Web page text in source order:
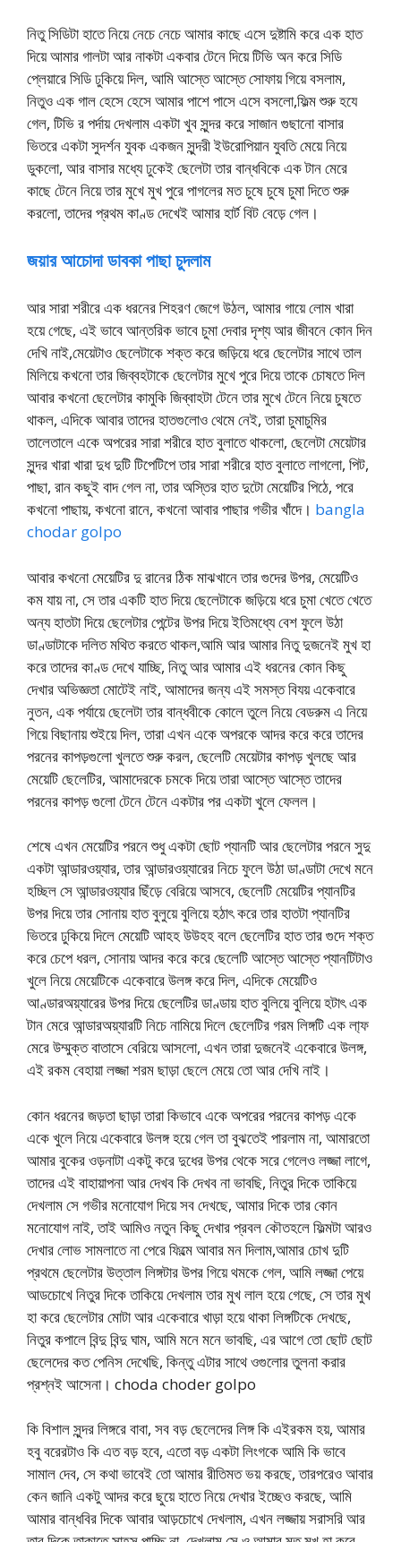
নিতু সিডিটা হাতে নিয়ে নেচে নেচে আমার কাছে এসে দুষ্টামি করে এক হাত
দিয়ে আমার গালটা আর নাকটা একবার টেনে দিয়ে টিভি অন করে সিডি
প্লেয়ারে সিডি ঢুকিয়ে দিল, আমি আস্তে আস্তে সোফায় গিয়ে বসলাম,
নিতুও এক গাল হেসে হেসে আমার পাশে পাসে এসে বসলো,ফিল্ম শুরু হযে
গেল, টিভি র পর্দায় দেখলাম একটা খুব সুন্দর করে সাজান গুছানো বাসার
ভিতরে একটা সুদর্শন যুবক একজন সুন্দরী ইউরোপিয়ান যুবতি মেয়ে নিয়ে
ডুকলো, আর বাসার মধ্যে ঢুকেই ছেলেটা তার বান্ধবিকে এক টান মেরে
কাছে টেনে নিয়ে তার মুখে মুখ পুরে পাগলের মত চুষে চুষে চুমা দিতে শুরু
করলো, তাদের প্রথম কাণ্ড দেখেই আমার হার্ট বিট বেড়ে গেল।
জয়ার আচোদা ডাবকা পাছা চুদলাম
আর সারা শরীরে এক ধরনের শিহরণ জেগে উঠল, আমার গায়ে লোম খারা
হয়ে গেছে, এই ভাবে আন্তরিক ভাবে চুমা দেবার দৃশ্য আর জীবনে কোন দিন
দেখি নাই,মেয়েটাও ছেলেটাকে শক্ত করে জড়িয়ে ধরে ছেলেটার সাথে তাল
মিলিয়ে কখনো তার জিব্বহটাকে ছেলেটার মুখে পুরে দিয়ে তাকে চোষতে দিল
আবার কখনো ছেলেটার কামুকি জিব্বাহটা টেনে তার মুখে টেনে নিয়ে চুষতে
থাকল, এদিকে আবার তাদের হাতগুলোও থেমে নেই, তারা চুমাচুমির
তালেতালে একে অপরের সারা শরীরে হাত বুলাতে থাকলো, ছেলেটা মেয়েটার
সুন্দর খারা খারা দুধ দুটি টিপেটিপে তার সারা শরীরে হাত বুলাতে লাগলো, পিট,
পাছা, রান কছুই বাদ গেল না, তার অস্তির হাত দুটো মেয়েটির পিঠে, পরে
কখনো পাছায়, কখনো রানে, কখনো আবার পাছার গভীর খাঁদে। bangla
chodar golpo
আবার কখনো মেয়েটির দু রানের ঠিক মাঝখানে তার গুদের উপর, মেয়েটিও
কম যায় না, সে তার একটি হাত দিয়ে ছেলেটাকে জড়িয়ে ধরে চুমা খেতে খেতে
অন্য হাতটা দিয়ে ছেলেটার পেন্টের উপর দিয়ে ইতিমধ্যে বেশ ফুলে উঠা
ডাণ্ডাটাকে দলিত মথিত করতে থাকল,আমি আর আমার নিতু দুজনেই মুখ হা
করে তাদের কাণ্ড দেখে যাচ্ছি, নিতু আর আমার এই ধরনের কোন কিছু
দেখার অভিজ্ঞতা মোটেই নাই, আমাদের জন্য এই সমস্ত বিযয় একেবারে
নুতন, এক পর্যায়ে ছেলেটা তার বান্ধবীকে কোলে তুলে নিয়ে বেডরুম এ নিয়ে
গিয়ে বিছানায় শুইয়ে দিল, তারা এখন একে অপরকে আদর করে করে তাদের
পরনের কাপড়গুলো খুলতে শুরু করল, ছেলেটি মেয়েটার কাপড় খুলছে আর
মেয়েটি ছেলেটির, আমাদেরকে চমকে দিয়ে তারা আস্তে আস্তে তাদের
পরনের কাপড় গুলো টেনে টেনে একটার পর একটা খুলে ফেলল।
শেষে এখন মেয়েটির পরনে শুধু একটা ছোট প্যানটি আর ছেলেটার পরনে সুদু
একটা আন্ডারওয়্যার, তার আন্ডারওয়্যারের নিচে ফুলে উঠা ডাণ্ডাটা দেখে মনে
হচ্ছিল সে আন্ডারওয়্যার ছিঁড়ে বেরিয়ে আসবে, ছেলেটি মেয়েটির প্যানটির
উপর দিয়ে তার সোনায় হাত বুলুয়ে বুলিয়ে হঠাৎ করে তার হাতটা প্যানটির
ভিতরে ঢুকিয়ে দিলে মেয়েটি আহহ উউহহ বলে ছেলেটির হাত তার গুদে শক্ত
করে চেপে ধরল, সোনায় আদর করে করে ছেলেটি আস্তে আস্তে প্যানটিটাও
খুলে নিয়ে মেয়েটিকে একেবারে উলঙ্গ করে দিল, এদিকে মেয়েটিও
আণ্ডারঅয়্যারের উপর দিয়ে ছেলেটির ডাণ্ডায় হাত বুলিয়ে বুলিয়ে হটাৎ এক
টান মেরে আন্ডারঅয়্যারটি নিচে নামিয়ে দিলে ছেলেটির গরম লিঙ্গটি এক লা্ফ
মেরে উম্মুক্ত বাতাসে বেরিয়ে আসলো, এখন তারা দুজনেই একেবারে উলঙ্গ,
এই রকম বেহায়া লজ্জা শরম ছাড়া ছেলে মেয়ে তো আর দেখি নাই।
কোন ধরনের জড়তা ছাড়া তারা কিভাবে একে অপরের পরনের কাপড় একে
একে খুলে নিয়ে একেবারে উলঙ্গ হয়ে গেল তা বুঝতেই পারলাম না, আমারতো
আমার বুকের ওড়নাটা একটু করে দুধের উপর থেকে সরে গেলেও লজ্জা লাগে,
তাদের এই বাহায়াপনা আর দেখব কি দেখব না ভাবছি, নিতুর দিকে তাকিয়ে
দেখলাম সে গভীর মনোযোগ দিয়ে সব দেখছে, আমার দিকে তার কোন
মনোযোগ নাই, তাই আমিও নতুন কিছু দেখার প্রবল কৌতহলে ফিল্মটা আরও
দেখার লোভ সামলাতে না পেরে ফিল্মে আবার মন দিলাম,আমার চোখ দুটি
প্রথমে ছেলেটার উত্তাল লিঙ্গটার উপর গিয়ে থমকে গেল, আমি লজ্জা পেয়ে
আডচোখে নিতুর দিকে তাকিয়ে দেখলাম তার মুখ লাল হয়ে গেছে, সে তার মুখ
হা করে ছেলেটার মোটা আর একেবারে খাড়া হয়ে থাকা লিঙ্গটিকে দেখছে,
নিতুর কপালে বিন্দু বিন্দু ঘাম, আমি মনে মনে ভাবছি, এর আগে তো ছোট ছোট
ছেলেদের কত পেনিস দেখেছি, কিন্তু এটার সাথে ওগুলোর তুলনা করার
প্রশ্নই আসেনা। choda choder golpo
কি বিশাল সুন্দর লিঙ্গরে বাবা, সব বড় ছেলেদের লিঙ্গ কি এইরকম হয়, আমার
হবু বরেরটাও কি এত বড় হবে, এতো বড় একটা লিংগকে আমি কি ভাবে
সামাল দেব, সে কথা ভাবেই তো আমার রীতিমত ভয় করছে, তারপরেও আবার
কেন জানি একটু আদর করে ছুয়ে হাতে নিয়ে দেখার ইচ্ছেও করছে, আমি
আমার বান্ধবির দিকে আবার আড়চোখে দেখলাম, এখন লজ্জায় সরাসরি আর